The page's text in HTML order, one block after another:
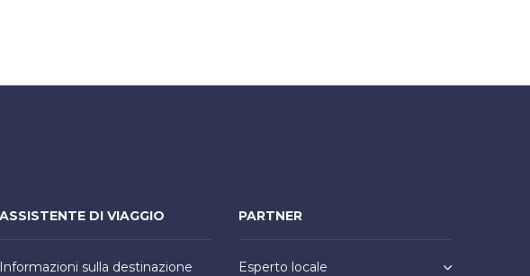
ASSISTENTE DI VIAGGIO
Informazioni sulla destinazione
PARTNER
Esperto locale